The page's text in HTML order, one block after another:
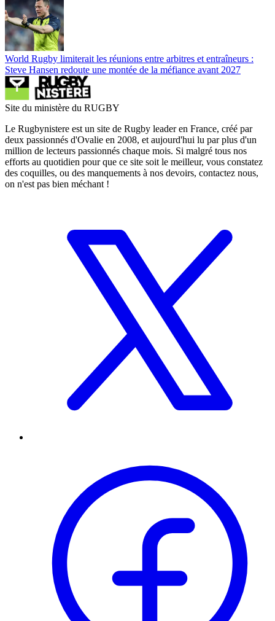
World Rugby limiterait les réunions entre arbitres et entraîneurs :
Steve Hansen redoute une montée de la méfiance avant 2027
Site du ministère du RUGBY
Le Rugbynistere est un site de Rugby leader en France, créé par
deux passionnés d'Ovalie en 2008, et aujourd'hui lu par plus d'un
million de lecteurs passionnés chaque mois. Si malgré tous nos
efforts au quotidien pour que ce site soit le meilleur, vous constatez
des coquilles, ou des manquements à nos devoirs, contactez nous,
on n'est pas bien méchant !